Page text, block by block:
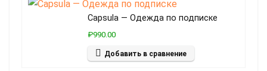
Capsula — Одежда по подписке
₽990.00
Добавить в сравнение